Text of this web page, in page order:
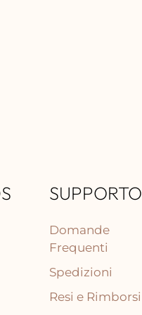
SUPPORTO
Domande
Frequenti
Spedizioni
Resi e Rimborsi